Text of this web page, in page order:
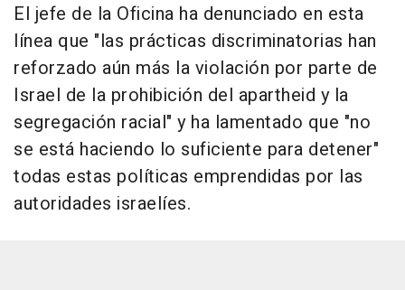
El jefe de la Oficina ha denunciado en esta
línea que "las prácticas discriminatorias han
reforzado aún más la violación por parte de
Israel de la prohibición del apartheid y la
segregación racial" y ha lamentado que "no
se está haciendo lo suficiente para detener"
todas estas políticas emprendidas por las
autoridades israelíes.